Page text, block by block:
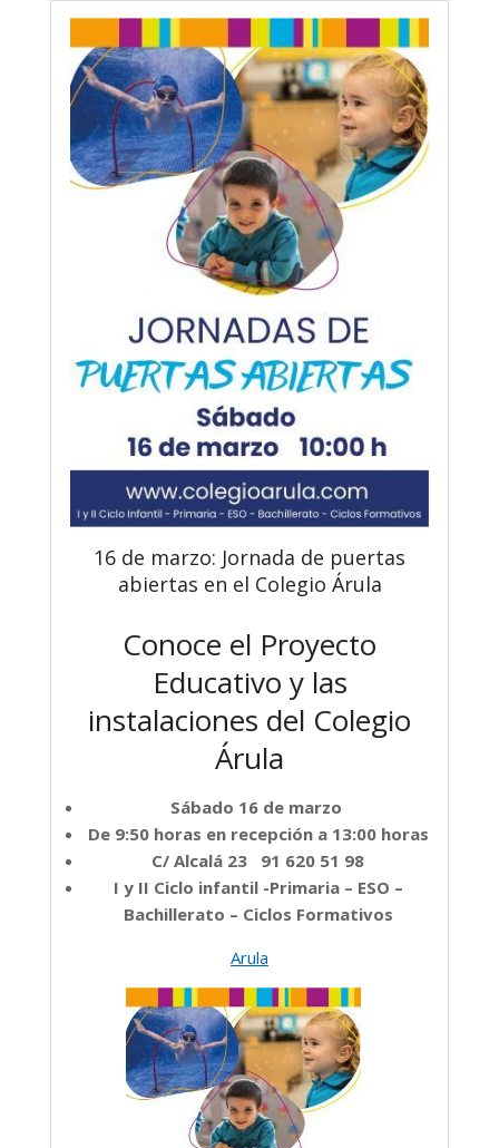
16 de marzo: Jornada de puertas
abiertas en el Colegio Árula
Conoce el Proyecto
Educativo y las
instalaciones del Colegio
Árula
Sábado 16 de marzo
De 9:50 horas en recepción a 13:00 horas
C/ Alcalá 23 91 620 51 98
I y II Ciclo infantil -Primaria – ESO –
Bachillerato – Ciclos Formativos
Arula